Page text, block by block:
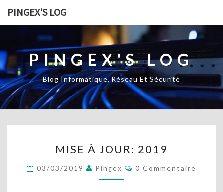
PINGEX'S LOG
PINGEX'S LOG
Blog Informatique, Réseau Et Sécurité
I
E
À
MISE À JOUR: 2019
03/03/2019 Pingex
C
O
0 Commentaire